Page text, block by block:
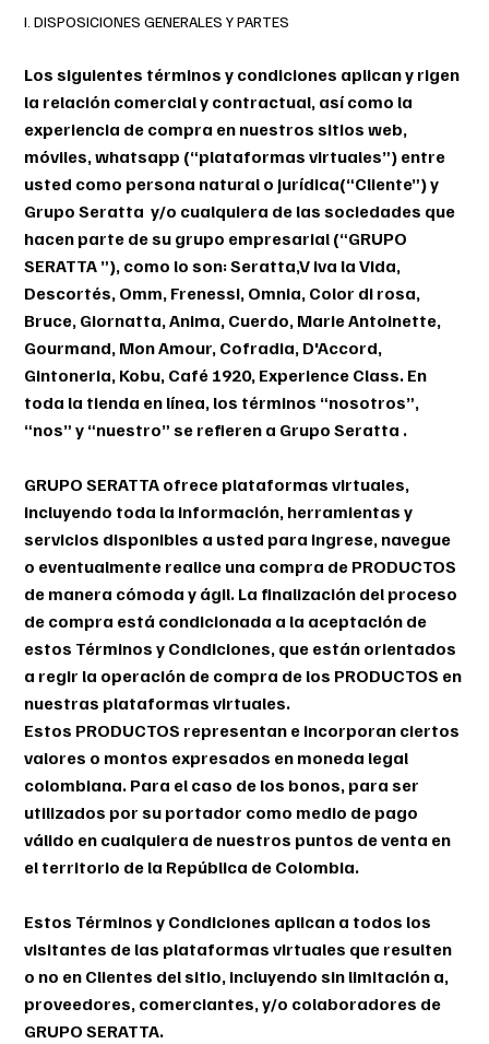
I. DISPOSICIONES GENERALES Y PARTES
Los siguientes términos y condiciones aplican y rigen
la relación comercial y contractual, así como la
experiencia de compra en nuestros sitios web,
móviles, whatsapp (“plataformas virtuales”) entre
usted como persona natural o jurídica(“Cliente”) y
Grupo Seratta y/o cualquiera de las sociedades que
hacen parte de su grupo empresarial (“GRUPO
SERATTA ”), como lo son: Seratta,V iva la Vida,
Descortés, Omm, Frenessi, Omnia, Color di rosa,
Bruce, Giornatta, Anima, Cuerdo, Marie Antoinette,
Gourmand, Mon Amour, Cofradia, D'Accord,
Gintoneria, Kobu, Café 1920, Experience Class. En
toda la tienda en línea, los términos “nosotros”,
“nos” y “nuestro” se refieren a Grupo Seratta .
GRUPO SERATTA ofrece plataformas virtuales,
incluyendo toda la información, herramientas y
servicios disponibles a usted para ingrese, navegue
o eventualmente realice una compra de PRODUCTOS
de manera cómoda y ágil. La finalización del proceso
de compra está condicionada a la aceptación de
estos Términos y Condiciones, que están orientados
a regir la operación de compra de los PRODUCTOS en
nuestras plataformas virtuales.
Estos PRODUCTOS representan e incorporan ciertos
valores o montos expresados en moneda legal
colombiana. Para el caso de los bonos, para ser
utilizados por su portador como medio de pago
válido en cualquiera de nuestros puntos de venta en
el territorio de la República de Colombia.
Estos Términos y Condiciones aplican a todos los
visitantes de las plataformas virtuales que resulten
o no en Clientes del sitio, incluyendo sin limitación a,
proveedores, comerciantes, y/o colaboradores de
GRUPO SERATTA.